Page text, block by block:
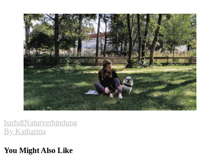
barfußNaturverbindung
By Katharina
You Might Also Like